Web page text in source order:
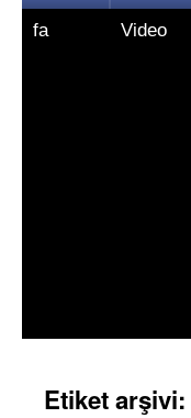
atla
fa Video
Etiket arşivi: